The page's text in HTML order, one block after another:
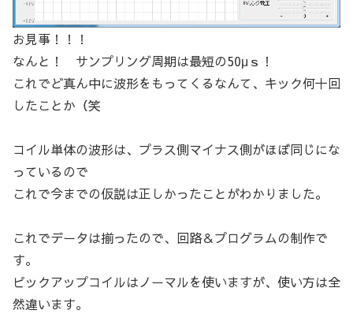
お見事！！！
なんと！ サンプリング周期は最短の50μｓ！
これでど真ん中に波形をもってくるなんて、キック何十回
したことか（笑
コイル単体の波形は、プラス側マイナス側がほぼ同じにな
っているので
これで今までの仮説は正しかったことがわかりました。
これでデータは揃ったので、回路＆プログラムの制作で
す。
ピックアップコイルはノーマルを使いますが、使い方は全
然違います。